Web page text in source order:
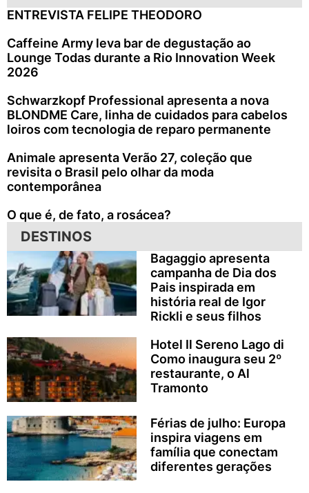
ENTREVISTA FELIPE THEODORO
Caffeine Army leva bar de degustação ao
Lounge Todas durante a Rio Innovation Week
2026
Schwarzkopf Professional apresenta a nova
BLONDME Care, linha de cuidados para cabelos
loiros com tecnologia de reparo permanente
Animale apresenta Verão 27, coleção que
revisita o Brasil pelo olhar da moda
contemporânea
O que é, de fato, a rosácea?
DESTINOS
Bagaggio apresenta
campanha de Dia dos
Pais inspirada em
história real de Igor
Rickli e seus filhos
Hotel Il Sereno Lago di
Como inaugura seu 2º
restaurante, o Al
Tramonto
Férias de julho: Europa
inspira viagens em
família que conectam
diferentes gerações